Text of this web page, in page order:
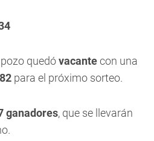
quedóvacantecon una
para el próximo sorteo.
ganadores, que se llevarán